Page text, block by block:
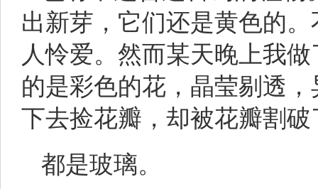
出新芽，它们还是黄色的
人怜爱。然而某天晚上我
的是彩色的花，晶莹剔透
下去捡花瓣，却被花瓣割
都是玻璃。